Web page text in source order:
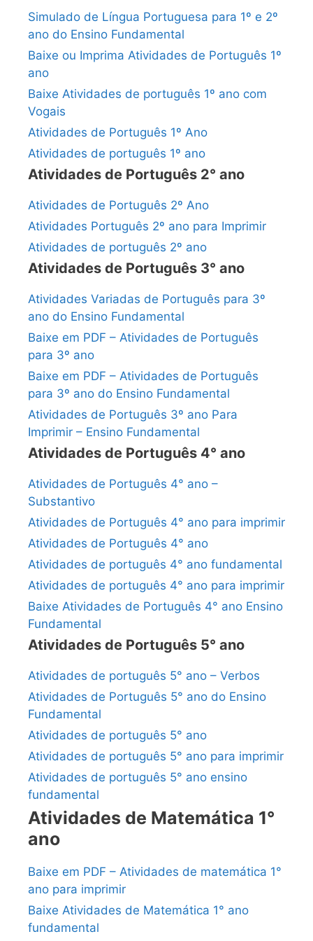
Simulado de Língua Portuguesa para 1º e 2º
ano do Ensino Fundamental
Baixe ou Imprima Atividades de Português 1º
ano
Baixe Atividades de português 1º ano com
Vogais
Atividades de Português 1º Ano
Atividades de português 1º ano
Atividades de Português 2° ano
Atividades de Português 2º Ano
Atividades Português 2º ano para Imprimir
Atividades de português 2º ano
Atividades de Português 3° ano
Atividades Variadas de Português para 3º
ano do Ensino Fundamental
Baixe em PDF – Atividades de Português
para 3º ano
Baixe em PDF – Atividades de Português
para 3º ano do Ensino Fundamental
Atividades de Português 3º ano Para
Imprimir – Ensino Fundamental
Atividades de Português 4° ano
Atividades de Português 4° ano –
Substantivo
Atividades de Português 4° ano para imprimir
Atividades de Português 4° ano
Atividades de português 4° ano fundamental
Atividades de português 4° ano para imprimir
Baixe Atividades de Português 4° ano Ensino
Fundamental
Atividades de Português 5° ano
Atividades de português 5° ano – Verbos
Atividades de Português 5° ano do Ensino
Fundamental
Atividades de português 5° ano
Atividades de português 5° ano para imprimir
Atividades de português 5° ano ensino
fundamental
Atividades de Matemática 1°
ano
Baixe em PDF – Atividades de matemática 1°
ano para imprimir
Baixe Atividades de Matemática 1° ano
fundamental